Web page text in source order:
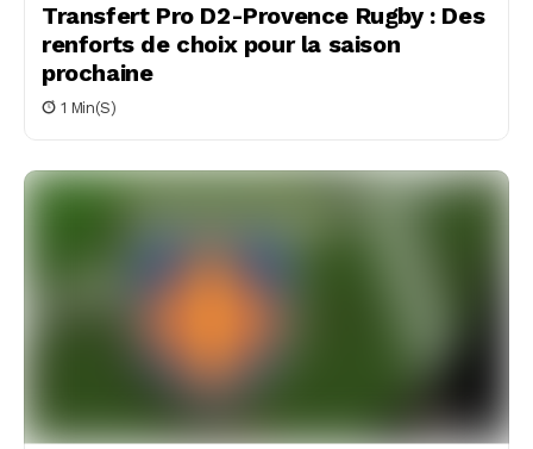
Transfert Pro D2-Provence Rugby : Des
renforts de choix pour la saison
prochaine
1 Min(s)